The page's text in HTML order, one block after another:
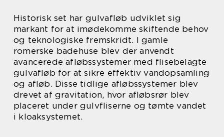
Historisk set har gulvafløb udviklet sig
markant for at imødekomme skiftende behov
og teknologiske fremskridt. I gamle
romerske badehuse blev der anvendt
avancerede afløbssystemer med flisebelagte
gulvafløb for at sikre effektiv vandopsamling
og afløb. Disse tidlige afløbssystemer blev
drevet af gravitation, hvor afløbsrør blev
placeret under gulvfliserne og tømte vandet
i kloaksystemet.